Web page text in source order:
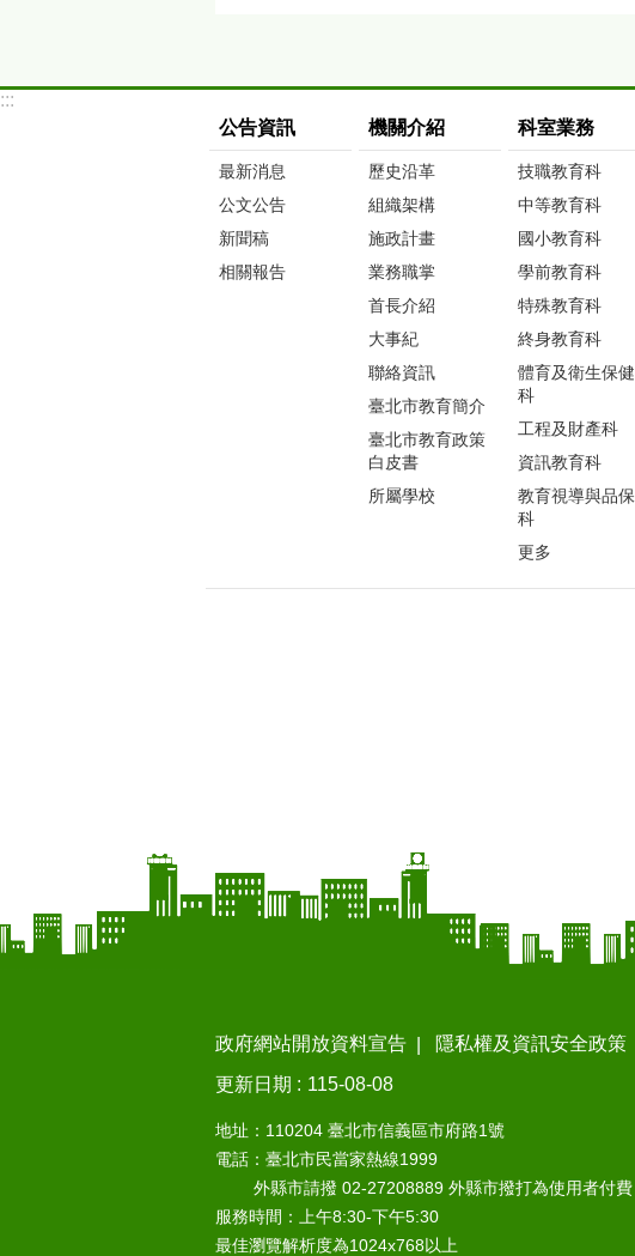
:::
公告資訊
最新消息
公文公告
新聞稿
相關報告
機關介紹
歷史沿革
組織架構
施政計畫
業務職掌
首長介紹
大事紀
聯絡資訊
臺北市教育簡介
臺北市教育政策
白皮書
所屬學校
科室業務
技職教育科
中等教育科
國小教育科
學前教育科
特殊教育科
終身教育科
體育及衛生保健
科
工程及財產科
資訊教育科
教育視導與品保
科
更多
政府網站開放資料宣告
隱私權及資訊安全政策
更新日期
115-08-08
地址：110204 臺北市信義區市府路1號
電話：臺北市民當家熱線1999
外縣市請撥 02-27208889 外縣市撥打為使用者付費
服務時間：上午8:30-下午5:30
最佳瀏覽解析度為1024x768以上